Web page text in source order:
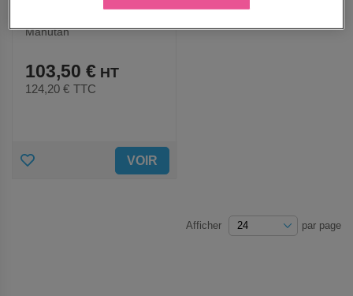
Manutan
103,50 €
124,20 € TTC
AJOUTER VOIR
Afficher par page